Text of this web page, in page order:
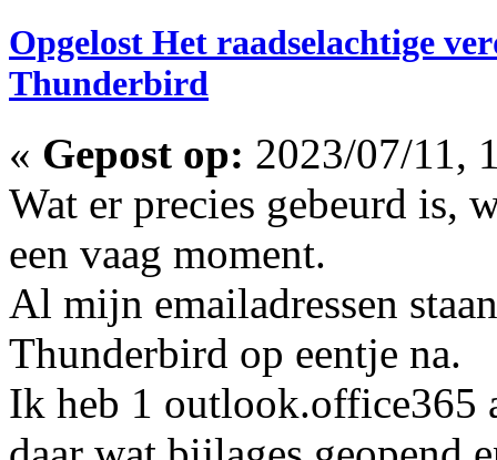
Opgelost Het raadselachtige
Thunderbird
« Gepost op: 2023/07/11,
Wat er precies gebeurd is,
een vaag moment.
Al mijn emailadressen
Thunderbird op eentje na.
Ik heb 1 outlook.office365